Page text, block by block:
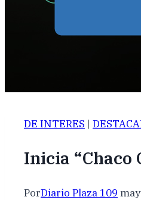
DE INTERES |
Inicia
PorDiario Plaza 109